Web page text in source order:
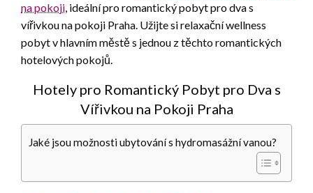
na pokoji, ideální pro romantický pobyt pro dva s
vířivkou na pokoji Praha. Užijte si relaxační wellness
pobyt v hlavním městě s jednou z těchto romantických
hotelových pokojů.
Hotely pro Romantický Pobyt pro Dva s
Vířivkou na Pokoji Praha
Jaké jsou možnosti ubytování s hydromasážní vanou?